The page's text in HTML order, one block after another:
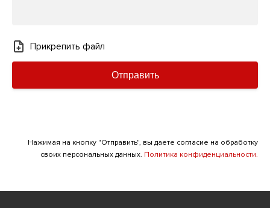
Прикрепить файл
Отправить
Нажимая на кнопку "Отправить", вы даете согласие на обработку
своих персональных данных. Политика конфиденциальности.